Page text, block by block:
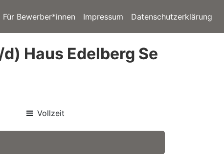
Für Bewerber*innen Impressum Datenschutzerklärung
Haus Edelberg Se
Vollzeit